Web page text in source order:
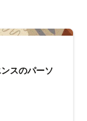
スのパーソ